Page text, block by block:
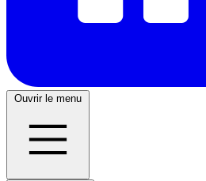
Ouvrir le menu